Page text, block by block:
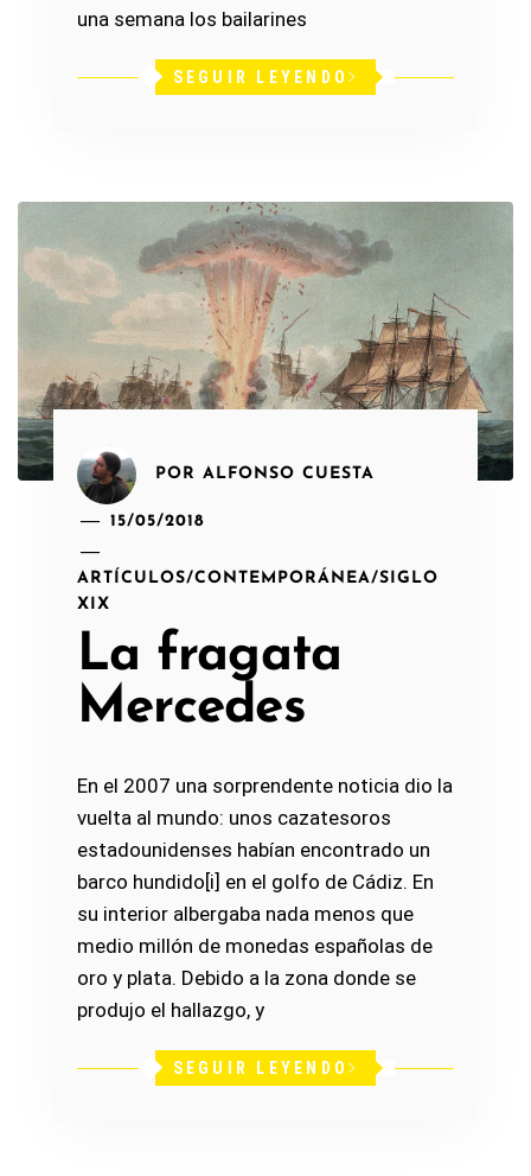
una semana los bailarines
SEGUIR LEYENDO
POR ALFONSO CUESTA
15/05/2018
ARTÍCULOS/CONTEMPORÁNEA/SIGLO
XIX
La fragata
Mercedes
En el 2007 una sorprendente noticia dio la
vuelta al mundo: unos cazatesoros
estadounidenses habían encontrado un
barco hundido[i] en el golfo de Cádiz. En
su interior albergaba nada menos que
medio millón de monedas españolas de
oro y plata. Debido a la zona donde se
produjo el hallazgo, y
SEGUIR LEYENDO